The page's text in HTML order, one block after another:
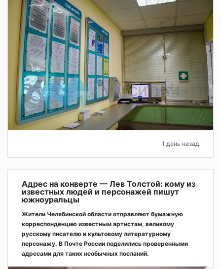
1 день назад
Адрес на конверте — Лев Толстой: кому из
известных людей и персонажей пишут
южноуральцы
Жители Челябинской области отправляют бумажную
корреспонденцию известным артистам, великому
русскому писателю и культовому литературному
персонажу. В Почте России поделились проверенными
адресами для таких необычных посланий.